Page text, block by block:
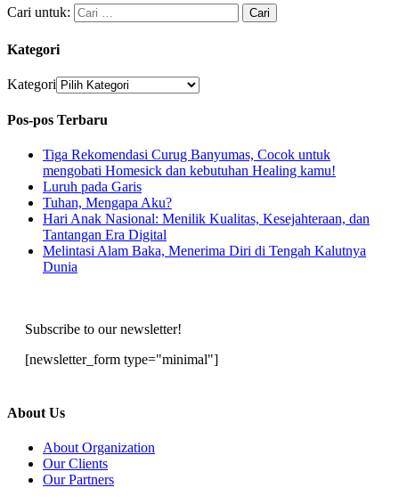
Cari untuk:
Kategori
Kategori
Pos-pos Terbaru
Tiga Rekomendasi Curug Banyumas, Cocok untuk
mengobati Homesick dan kebutuhan Healing kamu!
Luruh pada Garis
Tuhan, Mengapa Aku?
Hari Anak Nasional: Menilik Kualitas, Kesejahteraan, dan
Tantangan Era Digital
Melintasi Alam Baka, Menerima Diri di Tengah Kalutnya
Dunia
Subscribe to our newsletter!
[newsletter_form type="minimal"]
About Us
About Organization
Our Clients
Our Partners